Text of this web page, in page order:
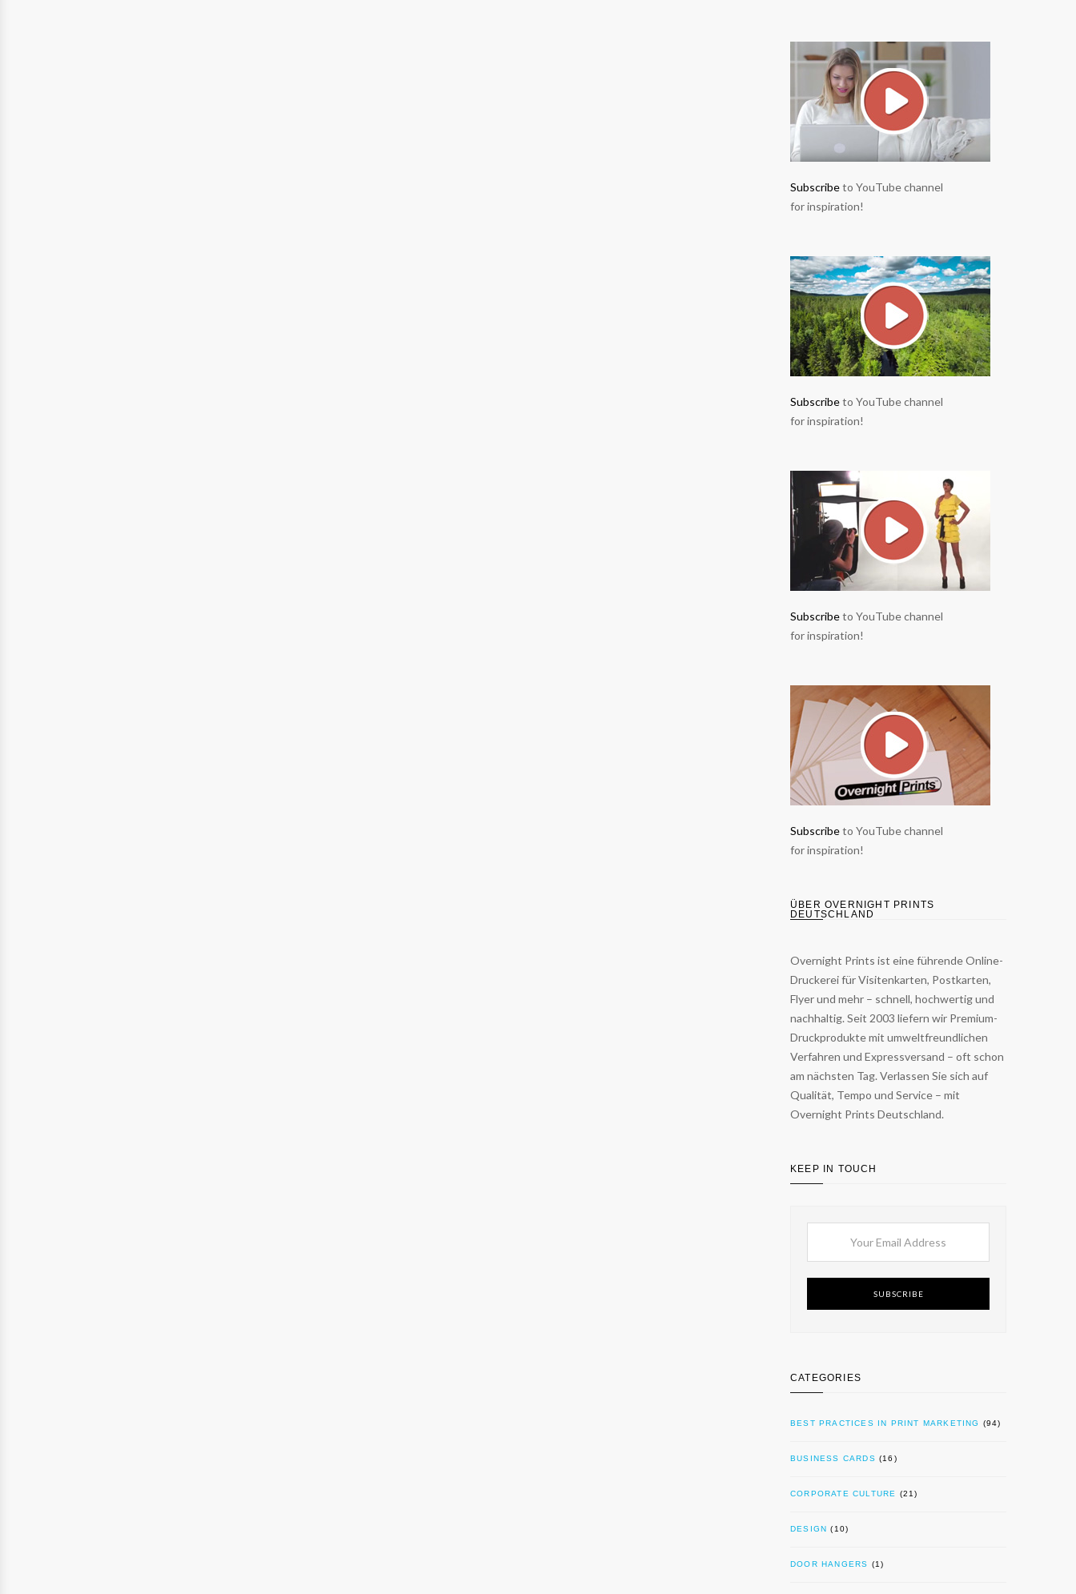
Subscribeto YouTube channel
for inspiration!
Subscribeto YouTube channel
for inspiration!
Subscribeto YouTube channel
for inspiration!
Subscribeto YouTube channel
for inspiration!
ÜBER OVERNIGHT PRINTS
DEUTSCHLAND
Overnight Prints ist eine führende Online-
Druckerei für Visitenkarten, Postkarten,
Flyer und mehr – schnell, hochwertig und
nachhaltig. Seit 2003 liefern wir Premium-
Druckprodukte mit umweltfreundlichen
Verfahren und Expressversand – oft schon
am nächsten Tag. Verlassen Sie sich auf
Qualität, Tempo und Service – mit
Overnight Prints Deutschland.
KEEP IN TOUCH
SUBSCRIBE
CATEGORIES
BEST PRACTICES IN PRINT MARKETING (94)
BUSINESS CARDS (16)
CORPORATE CULTURE (21)
DESIGN (10)
DOOR HANGERS (1)